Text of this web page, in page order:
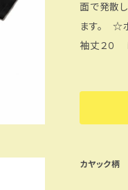
面で発散
ます。 ☆ポリ
袖丈２０
カヤック柄